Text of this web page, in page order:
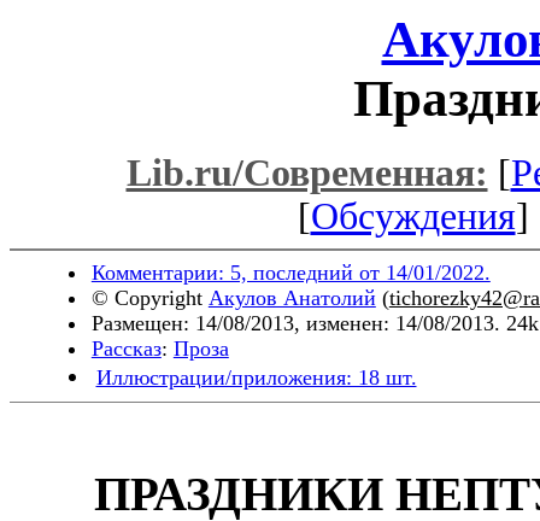
Lib.ru/Современная: [
[Обсуждения]
Комментарии: 5, последний от 14/01/2022.
© Copyright Акулов Анатолий (
Размещен: 14/08/2013, изменен: 14/08/2013.
Рассказ: Проза
Иллюстрации/приложения: 18 шт.
ПРАЗДНИКИ